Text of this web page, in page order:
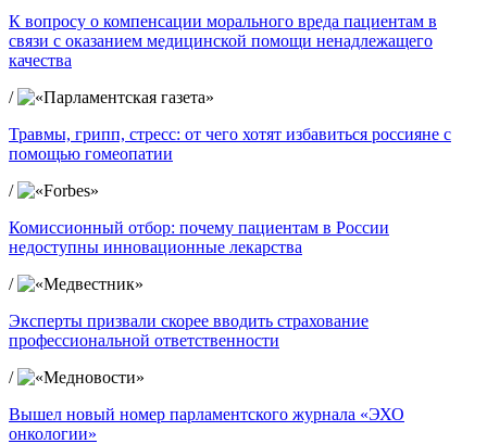
К вопросу о компенсации морального вреда пациентам в
связи с оказанием медицинской помощи ненадлежащего
качества
/
Травмы, грипп, стресс: от чего хотят избавиться россияне с
помощью гомеопатии
/
Комиссионный отбор: почему пациентам в России
недоступны инновационные лекарства
/
Эксперты призвали скорее вводить страхование
профессиональной ответственности
/
Вышел новый номер парламентского журнала «ЭХО
онкологии»